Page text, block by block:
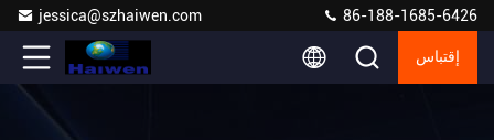
jessica@szhaiwen.com 86-188-1685-6426
إقتباس